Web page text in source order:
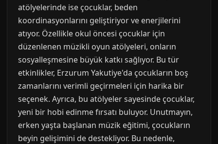
atölyelerinde ise çocuklar, beden
koordinasyonlarını geliştiriyor ve enerjilerini
atıyor. Özellikle okul öncesi çocuklar için
düzenlenen müzikli oyun atölyeleri, onların
sosyalleşmesine büyük katkı sağlıyor. Bu tür
etkinlikler, Erzurum Yakutiye'da çocukların boş
zamanlarını verimli geçirmeleri için harika bir
seçenek. Ayrıca, bu atölyeler sayesinde çocuklar,
yeni bir hobi edinme fırsatı buluyor. Unutmayın,
erken yaşta başlanan müzik eğitimi, çocukların
beyin gelişimini de destekliyor. Bu nedenle,